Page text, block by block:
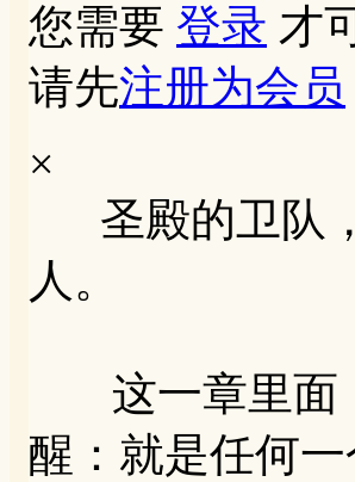
您需要 登录 才
请先注册为会员
×
圣殿的卫队，
人。
这一章里面
醒：就是任何